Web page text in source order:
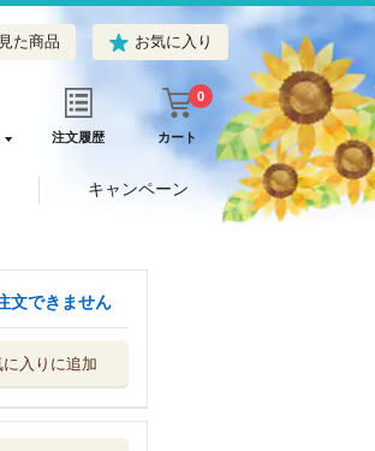
た商品 お気に入り
注文履歴 カート
0
キャンペーン
文できません
入りに追加
イヤのＡ ａｃ
２ ３４